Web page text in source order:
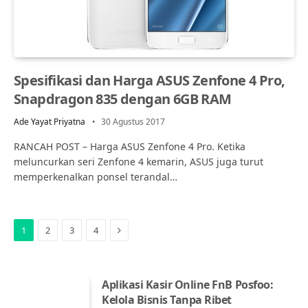
Spesifikasi dan Harga ASUS Zenfone 4 Pro,
Snapdragon 835 dengan 6GB RAM
Ade Yayat Priyatna 30 Agustus 2017
RANCAH POST – Harga ASUS Zenfone 4 Pro. Ketika
meluncurkan seri Zenfone 4 kemarin, ASUS juga turut
memperkenalkan ponsel terandal…
1 2 3 4 Next
Aplikasi Kasir Online FnB Posfoo:
Kelola Bisnis Tanpa Ribet